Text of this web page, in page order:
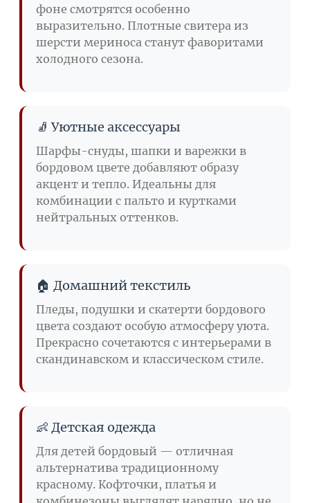
фоне смотрятся особенно
выразительно. Плотные свитера из
шерсти мериноса станут фаворитами
холодного сезона.
🧦 Уютные аксессуары
Шарфы-снуды, шапки и варежки в
бордовом цвете добавляют образу
акцент и тепло. Идеальны для
комбинации с пальто и куртками
нейтральных оттенков.
🏠 Домашний текстиль
Пледы, подушки и скатерти бордового
цвета создают особую атмосферу уюта.
Прекрасно сочетаются с интерьерами в
скандинавском и классическом стиле.
👶 Детская одежда
Для детей бордовый — отличная
альтернатива традиционному
красному. Кофточки, платья и